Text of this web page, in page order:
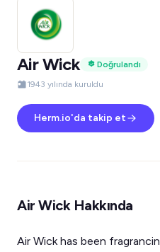
Air Wick
Doğrulandı
1943 yılında kuruldu
Herm.io'da takip et
Air Wick Hakkında
Air Wick has been